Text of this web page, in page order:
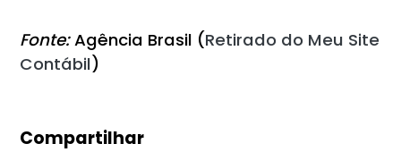
Fonte:Agência Brasil (Retirado do Meu Site
Contábil)
Compartilhar